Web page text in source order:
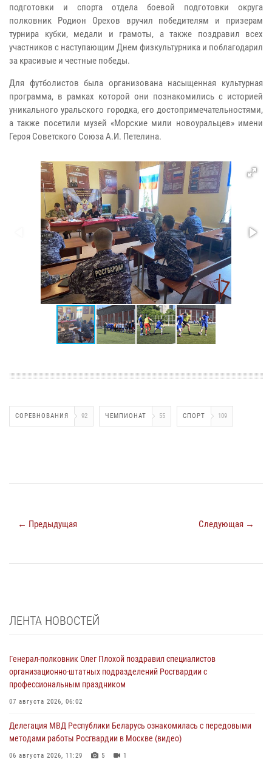
подготовки и спорта отдела боевой подготовки округа
полковник Родион Орехов вручил победителям и призерам
турнира кубки, медали и грамоты, а также поздравил всех
участников с наступающим Днем физкультурника и поблагодарил
за красивые и честные победы.
Для футболистов была организована насыщенная культурная
программа, в рамках которой они познакомились с историей
уникального уральского городка, его достопримечательностями,
а также посетили музей «Морские мили новоуральцев» имени
Героя Советского Союза А.И. Петелина.
СОРЕВНОВАНИЯ 92 ЧЕМПИОНАТ 55 СПОРТ 109
← Предыдущая Следующая →
ЛЕНТА НОВОСТЕЙ
Генерал-полковник Олег Плохой поздравил специалистов
организационно-штатных подразделений Росгвардии с
профессиональным праздником
07 августа 2026, 06:02
Делегация МВД Республики Беларусь ознакомилась с передовыми
методами работы Росгвардии в Москве (видео)
06 августа 2026, 11:29 5 1